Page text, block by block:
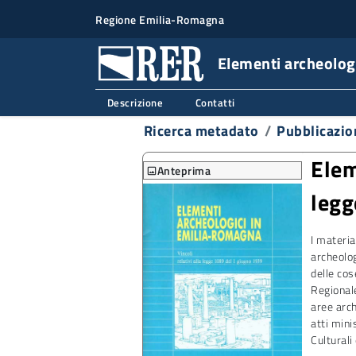
Regione Emilia-Romagna
Elementi
Descrizione Contatti
Ricerca metadato
imageAnteprima
I
delle
aree
atti
Culturali